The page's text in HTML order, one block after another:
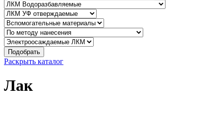
Подобрать
Раскрыть каталог
Лак